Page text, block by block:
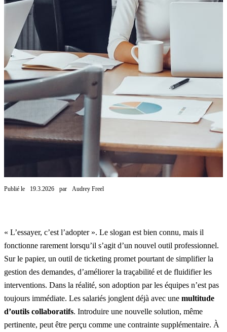
Publié le 19.3.2026 par Audrey Freel
« L’essayer, c’est l’adopter ». Le slogan est bien connu, mais il
fonctionne rarement lorsqu’il s’agit d’un nouvel outil professionnel.
Sur le papier, un outil de ticketing promet pourtant de simplifier la
gestion des demandes, d’améliorer la traçabilité et de fluidifier les
interventions. Dans la réalité, son adoption par les équipes n’est pas
toujours immédiate. Les salariés jonglent déjà avec une multitude
d’outils collaboratifs. Introduire une nouvelle solution, même
pertinente, peut être perçu comme une contrainte supplémentaire. À